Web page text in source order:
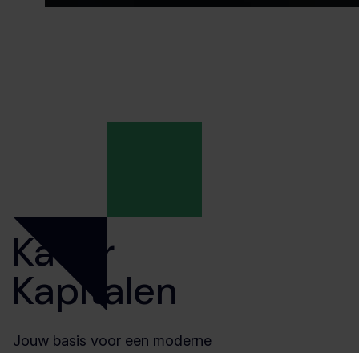
Kader
Kapitalen
Jouw basis voor een moderne